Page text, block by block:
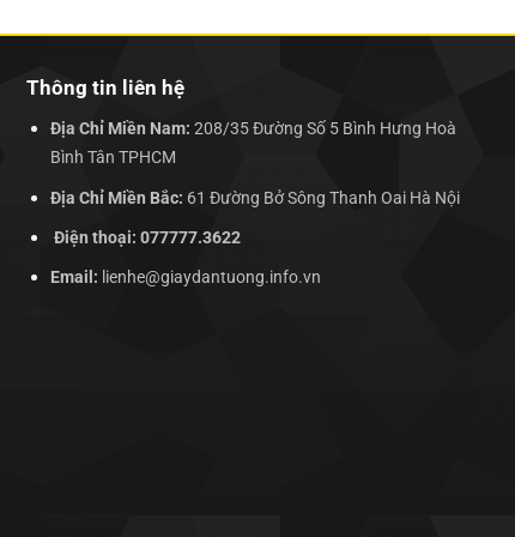
Thông tin liên hệ
Địa Chỉ Miền Nam: 208/35 Đường Số 5 Bình Hưng Hoà
Bình Tân TPHCM
Địa Chỉ Miền Bắc: 61 Đường Bở Sông Thanh Oai Hà Nội
Điện thoại: 077777.3622
Email: lienhe@giaydantuong.info.vn